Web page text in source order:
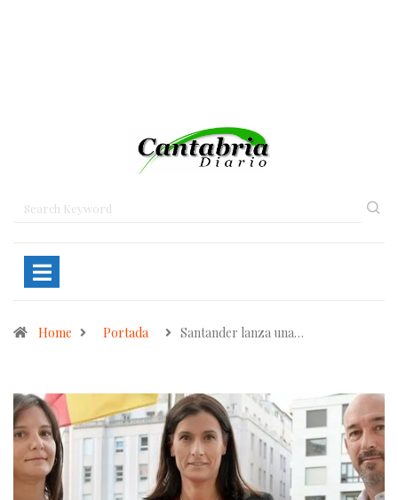
Home Portada Santander lanza una…